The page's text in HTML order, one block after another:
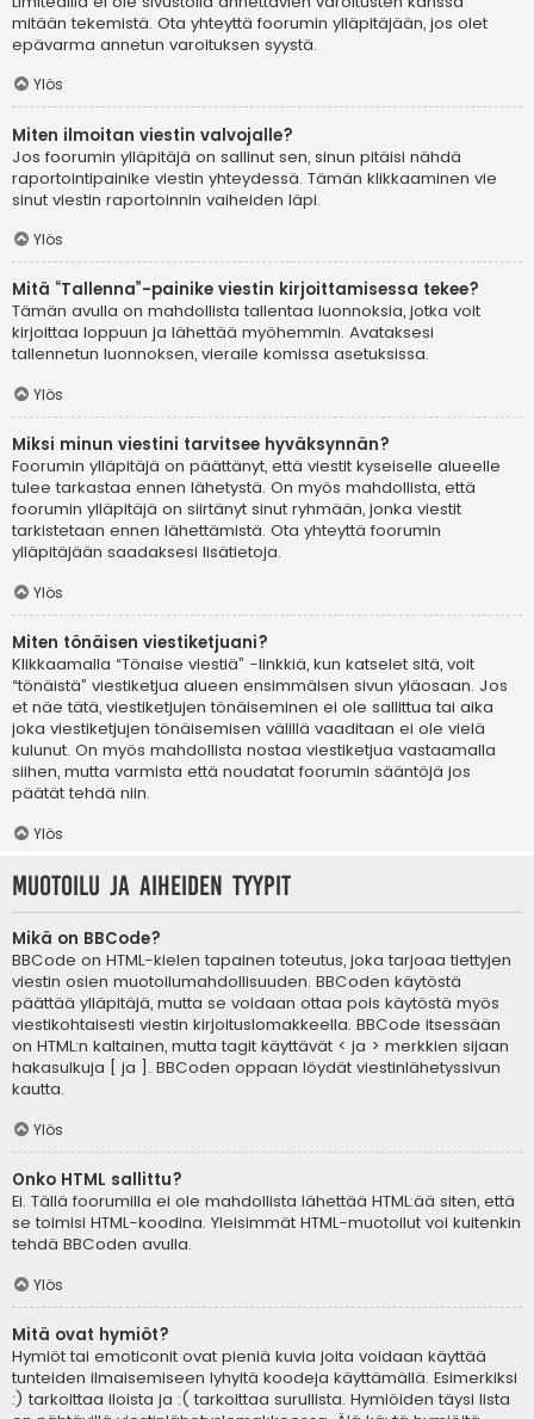
mitään tekemistä. Ota yhteyttä foorumin ylläpitäjään, jos olet
epävarma annetun varoituksen syystä.
Ylös
Miten ilmoitan viestin valvojalle?
Jos foorumin ylläpitäjä on sallinut sen, sinun pitäisi nähdä
raportointipainike viestin yhteydessä. Tämän klikkaaminen vie
sinut viestin raportoinnin vaiheiden läpi.
Ylös
Mitä “Tallenna”-painike viestin kirjoittamisessa tekee?
Tämän avulla on mahdollista tallentaa luonnoksia, jotka voit
kirjoittaa loppuun ja lähettää myöhemmin. Avataksesi
tallennetun luonnoksen, vieraile komissa asetuksissa.
Ylös
Miksi minun viestini tarvitsee hyväksynnän?
Foorumin ylläpitäjä on päättänyt, että viestit kyseiselle alueelle
tulee tarkastaa ennen lähetystä. On myös mahdollista, että
foorumin ylläpitäjä on siirtänyt sinut ryhmään, jonka viestit
tarkistetaan ennen lähettämistä. Ota yhteyttä foorumin
ylläpitäjään saadaksesi lisätietoja.
Ylös
Miten tönäisen viestiketjuani?
Klikkaamalla “Tönaise viestiä” -linkkiä, kun katselet sitä, voit
“tönäistä” viestiketjua alueen ensimmäisen sivun yläosaan. Jos
et näe tätä, viestiketjujen tönäiseminen ei ole sallittua tai aika
joka viestiketjujen tönäisemisen välillä vaaditaan ei ole vielä
kulunut. On myös mahdollista nostaa viestiketjua vastaamalla
siihen, mutta varmista että noudatat foorumin sääntöjä jos
päätät tehdä niin.
Ylös
Muotoilu ja aiheiden tyypit
Mikä on BBCode?
BBCode on HTML-kielen tapainen toteutus, joka tarjoaa tiettyjen
viestin osien muotoilumahdollisuuden. BBCoden käytöstä
päättää ylläpitäjä, mutta se voidaan ottaa pois käytöstä myös
viestikohtaisesti viestin kirjoituslomakkeella. BBCode itsessään
on HTML:n kaltainen, mutta tagit käyttävät < ja > merkkien sijaan
hakasulkuja [ ja ]. BBCoden oppaan löydät viestinlähetyssivun
kautta.
Ylös
Onko HTML sallittu?
Ei. Tällä foorumilla ei ole mahdollista lähettää HTML:ää siten, että
se toimisi HTML-koodina. Yleisimmät HTML-muotoilut voi kuitenkin
tehdä BBCoden avulla.
Ylös
Mitä ovat hymiöt?
Hymiöt tai emoticonit ovat pieniä kuvia joita voidaan käyttää
tunteiden ilmaisemiseen lyhyitä koodeja käyttämällä. Esimerkiksi
:) tarkoittaa iloista ja :( tarkoittaa surullista. Hymiöiden täysi lista